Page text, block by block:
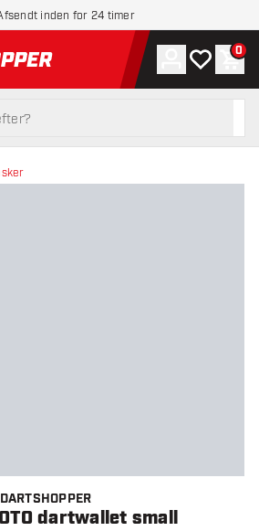
inden for 24 timer
til forsiden
Konto
Min 0
DARTSHOPPER
dartwallet small